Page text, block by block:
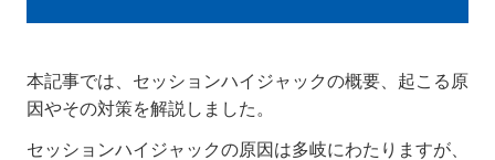
本記事では、セッションハイジャックの概要、起こる原
因やその対策を解説しました。
セッションハイジャックの原因は多岐にわたりますが、